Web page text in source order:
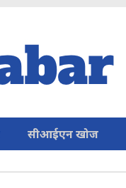
सीआईएन खोज